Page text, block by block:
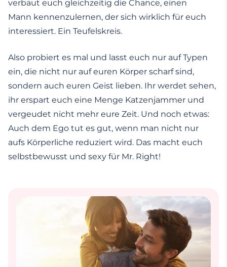
verbaut euch gleichzeitig die Chance, einen
Mann kennenzulernen, der sich wirklich für euch
interessiert. Ein Teufelskreis.
Also probiert es mal und lasst euch nur auf Typen
ein, die nicht nur auf euren Körper scharf sind,
sondern auch euren Geist lieben. Ihr werdet sehen,
ihr erspart euch eine Menge Katzenjammer und
vergeudet nicht mehr eure Zeit. Und noch etwas:
Auch dem Ego tut es gut, wenn man nicht nur
aufs Körperliche reduziert wird. Das macht euch
selbstbewusst und sexy für Mr. Right!